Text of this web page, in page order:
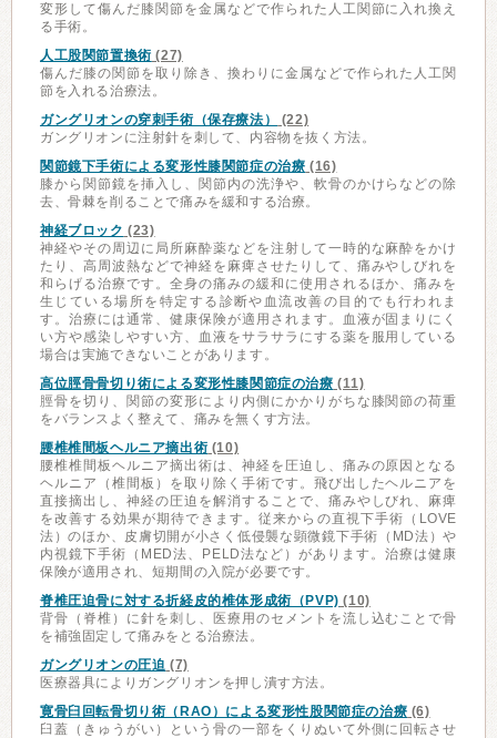
変形して傷んだ膝関節を金属などで作られた人工関節に入れ換え
る手術。
人工股関節置換術 (27)
傷んだ膝の関節を取り除き、換わりに金属などで作られた人工関
節を入れる治療法。
ガングリオンの穿刺手術（保存療法）
(22)
ガングリオンに注射針を刺して、内容物を抜く方法。
関節鏡下手術による変形性膝関節症の治療 (16)
膝から関節鏡を挿入し、関節内の洗浄や、軟骨のかけらなどの除
去、骨棘を削ることで痛みを緩和する治療。
神経ブロック (23)
神経やその周辺に局所麻酔薬などを注射して一時的な麻酔をかけ
たり、高周波熱などで神経を麻痺させたりして、痛みやしびれを
和らげる治療です。全身の痛みの緩和に使用されるほか、痛みを
生じている場所を特定する診断や血流改善の目的でも行われま
す。治療には通常、健康保険が適用されます。血液が固まりにく
い方や感染しやすい方、血液をサラサラにする薬を服用している
場合は実施できないことがあります。
高位脛骨骨切り術による変形性膝関節症の治療 (11)
脛骨を切り、関節の変形により内側にかかりがちな膝関節の荷重
をバランスよく整えて、痛みを無くす方法。
腰椎椎間板ヘルニア摘出術 (10)
腰椎椎間板ヘルニア摘出術は、神経を圧迫し、痛みの原因となる
ヘルニア（椎間板）を取り除く手術です。飛び出したヘルニアを
直接摘出し、神経の圧迫を解消することで、痛みやしびれ、麻痺
を改善する効果が期待できます。従来からの直視下手術（LOVE
法）のほか、皮膚切開が小さく低侵襲な顕微鏡下手術（MD法）や
内視鏡下手術（MED法、PELD法など）があります。治療は健康
保険が適用され、短期間の入院が必要です。
脊椎圧迫骨に対する折経皮的椎体形成術（PVP) (10)
背骨（脊椎）に針を刺し、医療用のセメントを流し込むことで骨
を補強固定して痛みをとる治療法。
ガングリオンの圧迫 (7)
医療器具によりガングリオンを押し潰す方法。
寛骨臼回転骨切り術（RAO）による変形性股関節症の治療 (6)
臼蓋（きゅうがい）という骨の一部をくりぬいて外側に回転させ